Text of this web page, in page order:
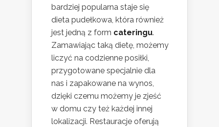
bardziej popularna staje się
dieta pudełkowa, która również
jest jedną z form cateringu.
Zamawiając taką dietę, możemy
liczyć na codzienne posiłki,
przygotowane specjalnie dla
nas i zapakowane na wynos,
dzięki czemu możemy je zjeść
w domu czy też każdej innej
lokalizacji. Restauracje oferują